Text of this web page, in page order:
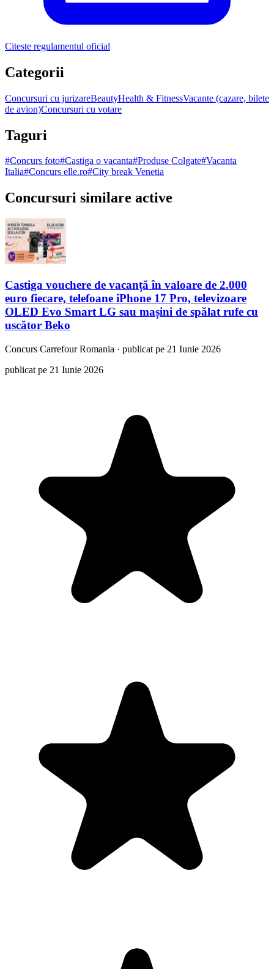
Citeste regulamentul oficial
Categorii
Concursuri cu jurizareBeautyHealth & FitnessVacante (cazare, bilete
de avion)Concursuri cu votare
Taguri
#Concurs foto#Castiga o vacanta#Produse Colgate#Vacanta
Italia#Concurs elle.ro#City break Venetia
Concursuri similare active
Castiga vouchere de vacanță în valoare de 2.000
euro fiecare, telefoane iPhone 17 Pro, televizoare
OLED Evo Smart LG sau mașini de spălat rufe cu
uscător Beko
Concurs Carrefour Romania · publicat pe 21 Iunie 2026
publicat pe 21 Iunie 2026